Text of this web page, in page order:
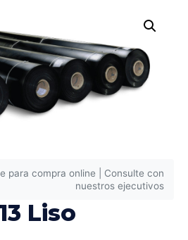
para compra online | Consulte con
nuestros ejecutivos
Liso